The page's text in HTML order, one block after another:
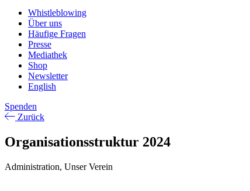
Whistleblowing
Über uns
Häufige Fragen
Presse
Mediathek
Shop
Newsletter
English
Spenden
Zurück
Organisationsstruktur 2024
Administration, Unser Verein